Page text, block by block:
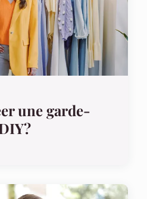
une garde-